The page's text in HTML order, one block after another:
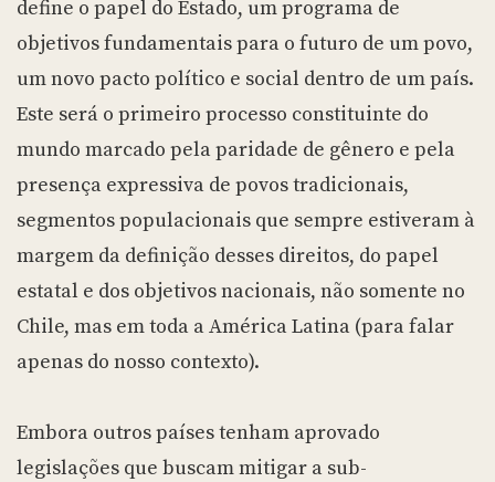
define o papel do Estado, um programa de
objetivos fundamentais para o futuro de um povo,
um novo pacto político e social dentro de um país.
Este será o primeiro processo constituinte do
mundo marcado pela paridade de gênero e pela
presença expressiva de povos tradicionais,
segmentos populacionais que sempre estiveram à
margem da definição desses direitos, do papel
estatal e dos objetivos nacionais, não somente no
Chile, mas em toda a América Latina (para falar
apenas do nosso contexto).
Embora outros países tenham aprovado
legislações que buscam mitigar a sub-